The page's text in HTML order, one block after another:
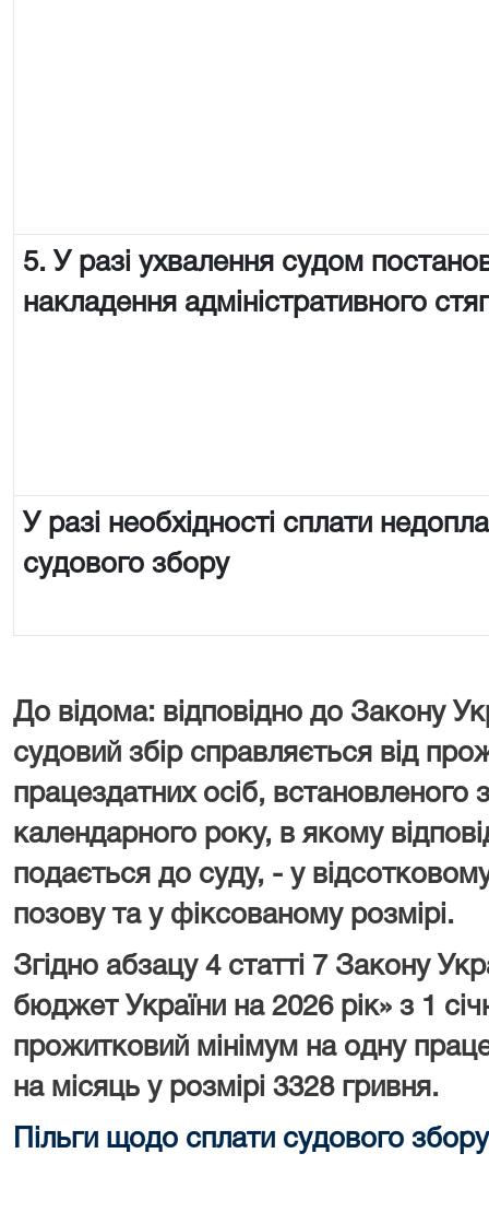
5. У разі ухвалення судом
накладення адміністративного
У разі необхідності сплати
судового збору
До відома: відповідно до Закону
судовий збір справляється від
працездатних осіб, встановленого
календарного року, в якому
подається до суду, - у
позову та у фіксованому розмірі.
Згідно абзацу 4 статті 7 Закону
бюджет України на 2026 рік» з 1
прожитковий мінімум на одну
на місяць у розмірі 3328 гривня.
Пільги щодо сплати судового збору